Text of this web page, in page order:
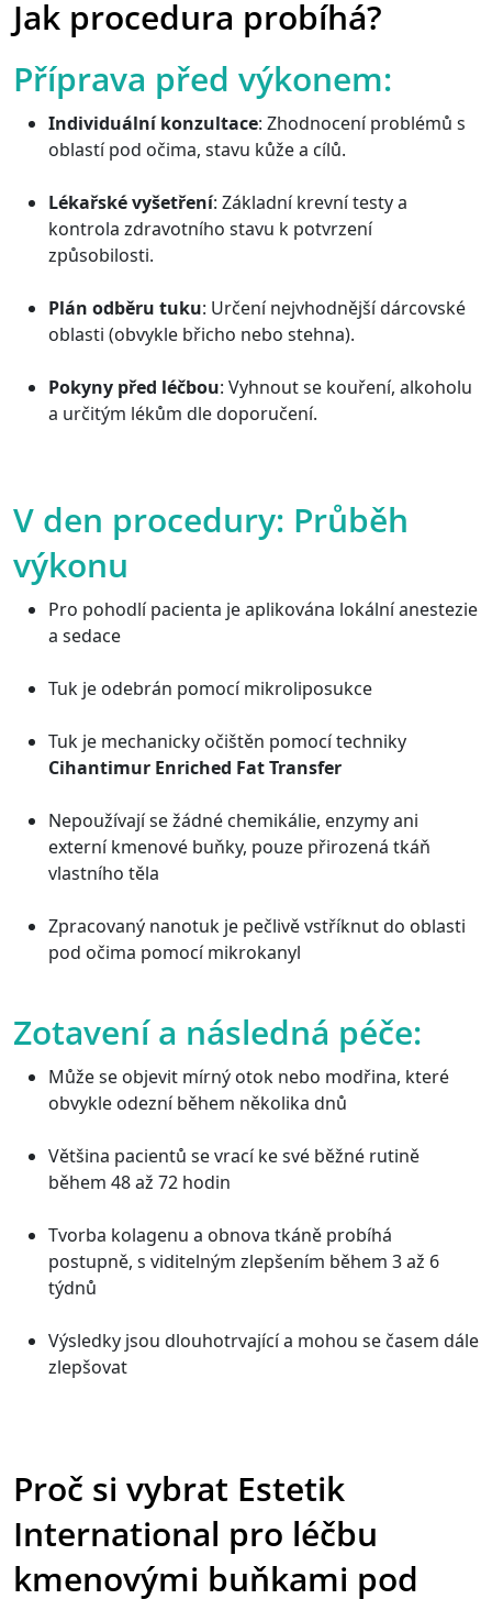
Jak procedura probíhá?
Příprava před výkonem:
Individuální konzultace: Zhodnocení problémů s
oblastí pod očima, stavu kůže a cílů.
Lékařské vyšetření: Základní krevní testy a
kontrola zdravotního stavu k potvrzení
způsobilosti.
Plán odběru tuku: Určení nejvhodnější dárcovské
oblasti (obvykle břicho nebo stehna).
Pokyny před léčbou: Vyhnout se kouření, alkoholu
a určitým lékům dle doporučení.
V den procedury: Průběh
výkonu
Pro pohodlí pacienta je aplikována lokální anestezie
a sedace
Tuk je odebrán pomocí mikroliposukce
Tuk je mechanicky očištěn pomocí techniky
Cihantimur Enriched Fat Transfer
Nepoužívají se žádné chemikálie, enzymy ani
externí kmenové buňky, pouze přirozená tkáň
vlastního těla
Zpracovaný nanotuk je pečlivě vstříknut do oblasti
pod očima pomocí mikrokanyl
Zotavení a následná péče:
Může se objevit mírný otok nebo modřina, které
obvykle odezní během několika dnů
Většina pacientů se vrací ke své běžné rutině
během 48 až 72 hodin
Tvorba kolagenu a obnova tkáně probíhá
postupně, s viditelným zlepšením během 3 až 6
týdnů
Výsledky jsou dlouhotrvající a mohou se časem dále
zlepšovat
Proč si vybrat Estetik
International pro léčbu
kmenovými buňkami pod